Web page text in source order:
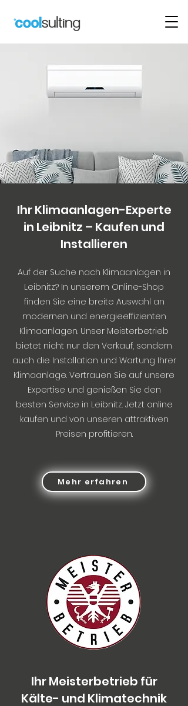
Ihr Klimaanlagen-Experte
in Leibnitz – Kaufen und
Installieren
Auf der Suche nach Klimaanlagen in
Leibnitz? In unserem Online-Shop
finden Sie eine breite Auswahl an
modernen und energieeffizienten
Klimaanlagen. Unser Meisterbetrieb
bietet nicht nur den Verkauf, sondern
auch die Installation und Wartung Ihrer
Klimaanlage. Vertrauen Sie auf unsere
Expertise und genießen Sie den
besten Service in Leibnitz. Jetzt online
kaufen und von unseren attraktiven
Preisen profitieren.
Mehr erfahren
Ihr Meisterbetrieb für
Kälte- und Klimatechnik